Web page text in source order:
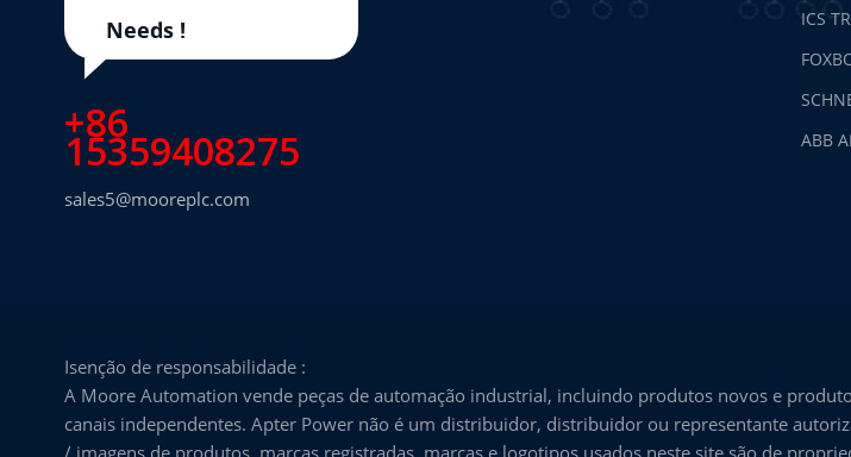
Needs !
+86
15359408275
sales5@mooreplc.com
ICS
ABB
Isenção de responsabilidade :
A Moore Automation vende peças de automação industrial, incluindo produtos novos e
canais independentes. Apter Power não é um distribuidor, distribuidor ou representante
/ imagens de produtos, marcas registradas, marcas e logotipos usados neste site são de